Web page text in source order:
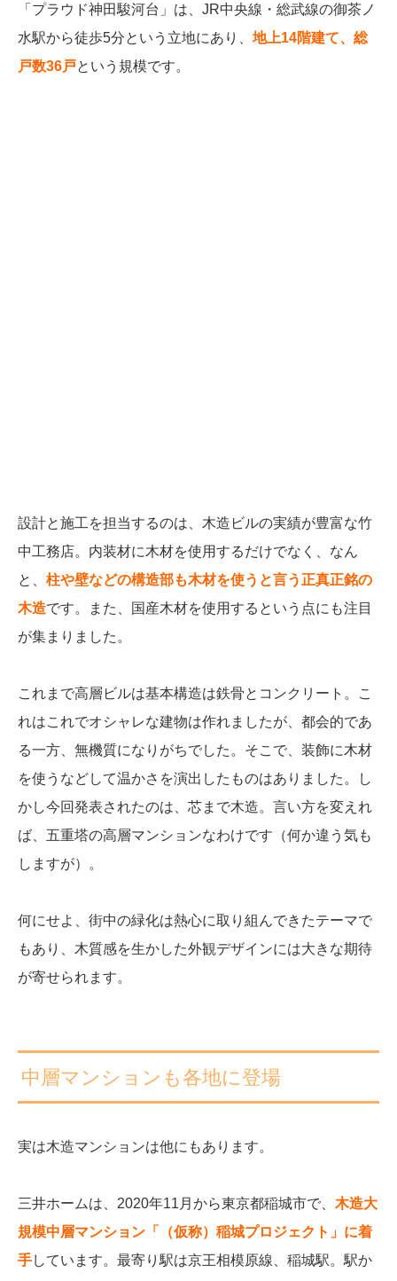
「プラウド神田駿河台」は、JR中央線・総武線の御茶ノ
水駅から徒歩5分という立地にあり、 地上14階建て、総
戸数36戸という規模です。
設計と施工を担当するのは、木造ビルの実績が豊富な竹
中工務店。内装材に木材を使用するだけでなく、なん
と、 柱や壁などの構造部も木材を使うと言う正真正銘の
木造です。また、国産木材を使用するという点にも注目
が集まりました。
これまで高層ビルは基本構造は鉄骨とコンクリート。こ
れはこれでオシャレな建物は作れましたが、都会的であ
る一方、無機質になりがちでした。そこで、装飾に木材
を使うなどして温かさを演出したものはありました。し
かし今回発表されたのは、芯まで木造。言い方を変えれ
ば、五重塔の高層マンションなわけです（何か違う気も
しますが）。
何にせよ、街中の緑化は熱心に取り組んできたテーマで
もあり、木質感を生かした外観デザインには大きな期待
が寄せられます。
中層マンションも各地に登場
実は木造マンションは他にもあります。
三井ホームは、2020年11月から東京都稲城市で、 木造大
規模中層マンション「（仮称）稲城プロジェクト」に着
手しています。最寄り駅は京王相模原線、稲城駅。駅か